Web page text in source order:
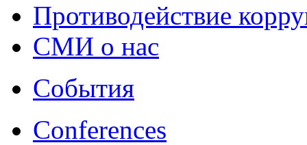
Противодействие
СМИ о нас
События
Conferences